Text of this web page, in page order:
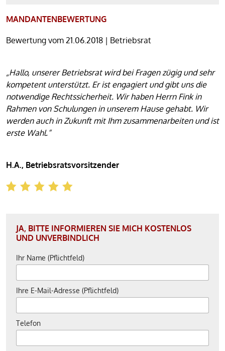
MANDANTENBEWERTUNG
Bewertung vom 21.06.2018 | Betriebsrat
„Hallo, unserer Betriebsrat wird bei Fragen zügig und sehr
kompetent unterstützt. Er ist engagiert und gibt uns die
notwendige Rechtssicherheit. Wir haben Herrn Fink in
Rahmen von Schulungen in unserem Hause gehabt. Wir
werden auch in Zukunft mit Ihm zusammenarbeiten und ist
erste Wahl.“
H.A., Betriebsratsvorsitzender
JA, BITTE INFORMIEREN SIE MICH KOSTENLOS
UND UNVERBINDLICH
Ihr Name (Pflichtfeld)
Ihre E-Mail-Adresse (Pflichtfeld)
Telefon